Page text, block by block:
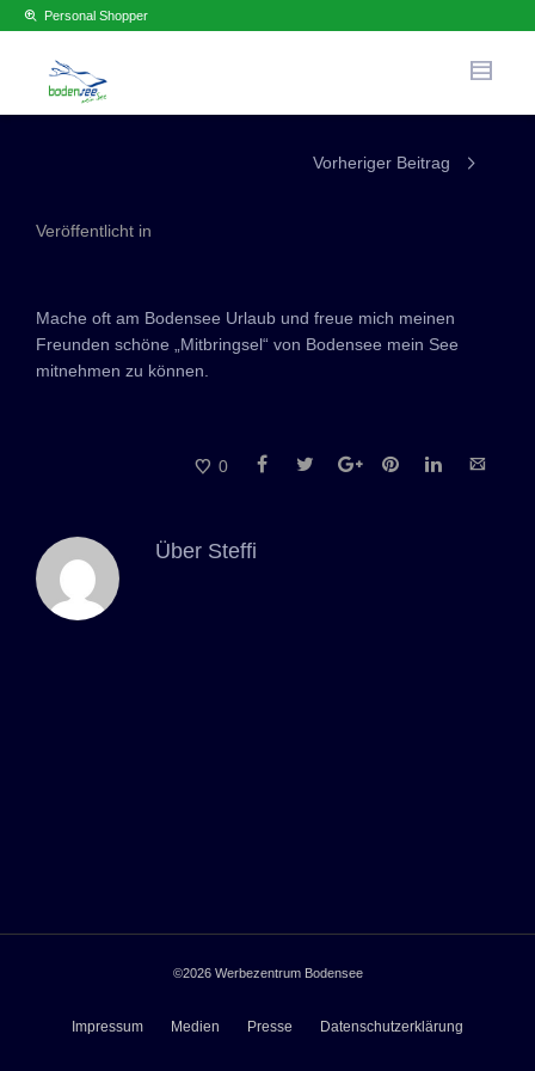
Personal Shopper
Vorheriger Beitrag
Veröffentlicht in
Mache oft am Bodensee Urlaub und freue mich meinen
Freunden schöne „Mitbringsel“ von Bodensee mein See
mitnehmen zu können.
0
Über Steffi
©2026 Werbezentrum Bodensee
Impressum Medien Presse Datenschutzerklärung